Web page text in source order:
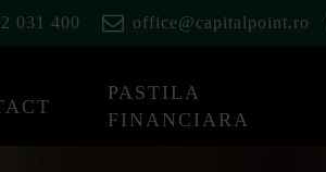
031 400 office@capitalpoint.ro
PASTILA
FINANCIARA